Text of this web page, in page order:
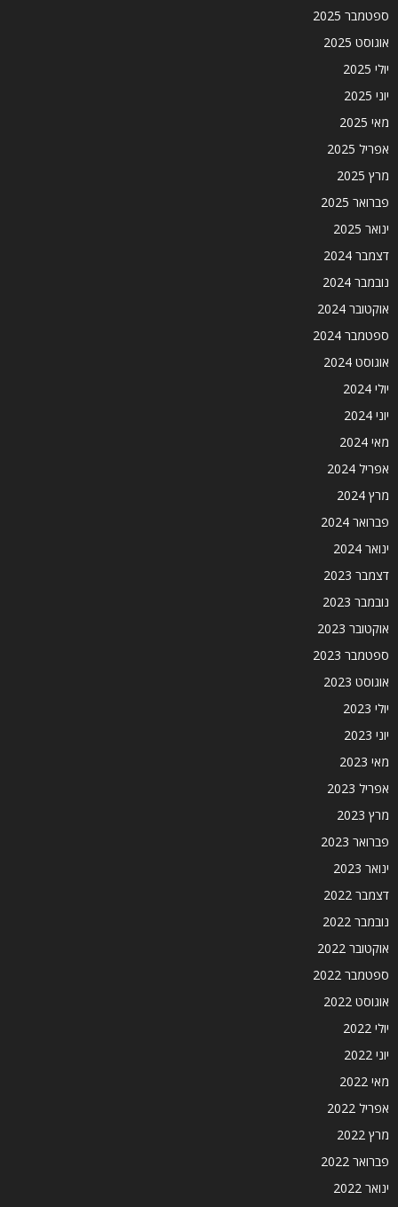
ספטמבר 2025
אוגוסט 2025
יולי 2025
יוני 2025
מאי 2025
אפריל 2025
מרץ 2025
פברואר 2025
ינואר 2025
דצמבר 2024
נובמבר 2024
אוקטובר 2024
ספטמבר 2024
אוגוסט 2024
יולי 2024
יוני 2024
מאי 2024
אפריל 2024
מרץ 2024
פברואר 2024
ינואר 2024
דצמבר 2023
נובמבר 2023
אוקטובר 2023
ספטמבר 2023
אוגוסט 2023
יולי 2023
יוני 2023
מאי 2023
אפריל 2023
מרץ 2023
פברואר 2023
ינואר 2023
דצמבר 2022
נובמבר 2022
אוקטובר 2022
ספטמבר 2022
אוגוסט 2022
יולי 2022
יוני 2022
מאי 2022
אפריל 2022
מרץ 2022
פברואר 2022
ינואר 2022